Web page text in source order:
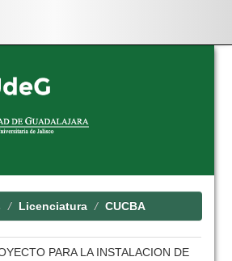
Licenciatura CUCBA
PARA LA INSTALACION DE